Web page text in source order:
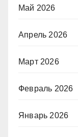
Май 2026
Апрель 2026
Март 2026
Февраль 2026
Январь 2026